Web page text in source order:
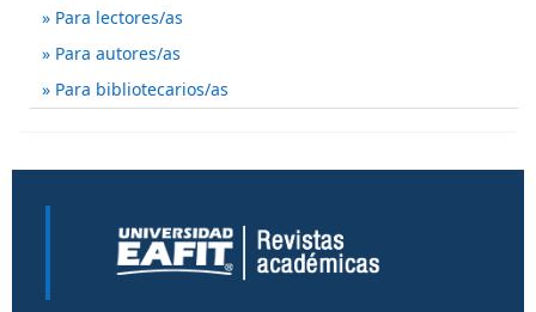
Para lectores/as
Para autores/as
Para bibliotecarios/as